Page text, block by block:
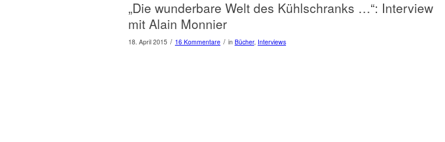
„Die wunderbare Welt des Kühlschranks …“: Interview
mit Alain Monnier
18. April 2015 / 16 Kommentare / in Bücher, Interviews